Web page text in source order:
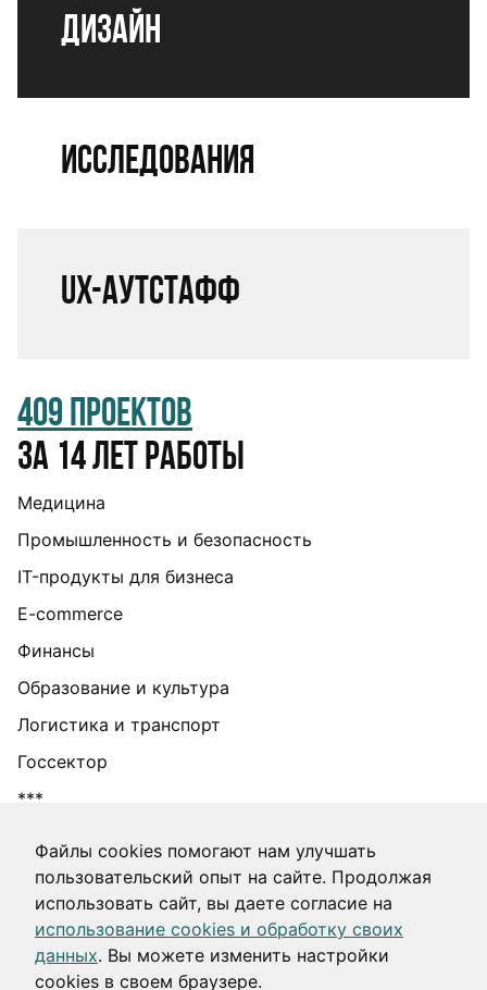
Файлы cookies помогают нам улучшать
пользовательский опыт на сайте. Продолжая
использовать сайт, вы даете согласие на
использование cookies и обработку своих
данных. Вы можете изменить настройки
cookies в своем браузере.
Дизайн
Исследования
UX-аутстафф
409 проектов
за 14 лет работы
Медицина
Промышленность и безопасность
IT-продукты для бизнеса
E-commerce
Финансы
Образование и культура
Логистика и транспорт
Госсектор
***
2012–
2026
Москва • Санкт-Петербург • Подгорица •
Хайфа